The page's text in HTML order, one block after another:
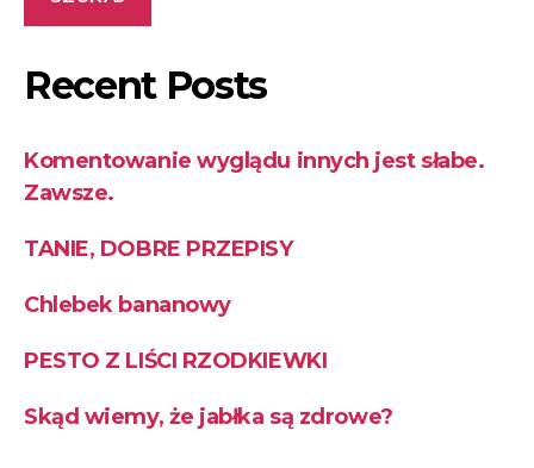
Recent Posts
Komentowanie wyglądu innych jest słabe.
Zawsze.
TANIE, DOBRE PRZEPISY
Chlebek bananowy
PESTO Z LIŚCI RZODKIEWKI
Skąd wiemy, że jabłka są zdrowe?